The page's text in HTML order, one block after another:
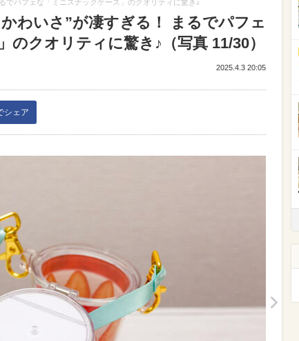
でパフェな「ミニスナックケース」のクオリティに驚き♪
わいさ”が凄すぎる！ まるでパフェ
クオリティに驚き♪（写真 11/30）
2025.4.3 20:05
シェア